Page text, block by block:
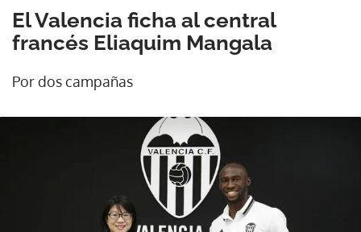
El Valencia ficha al central
francés Eliaquim Mangala
Por dos campañas